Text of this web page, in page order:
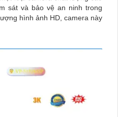
sát và bảo vệ an ninh trong